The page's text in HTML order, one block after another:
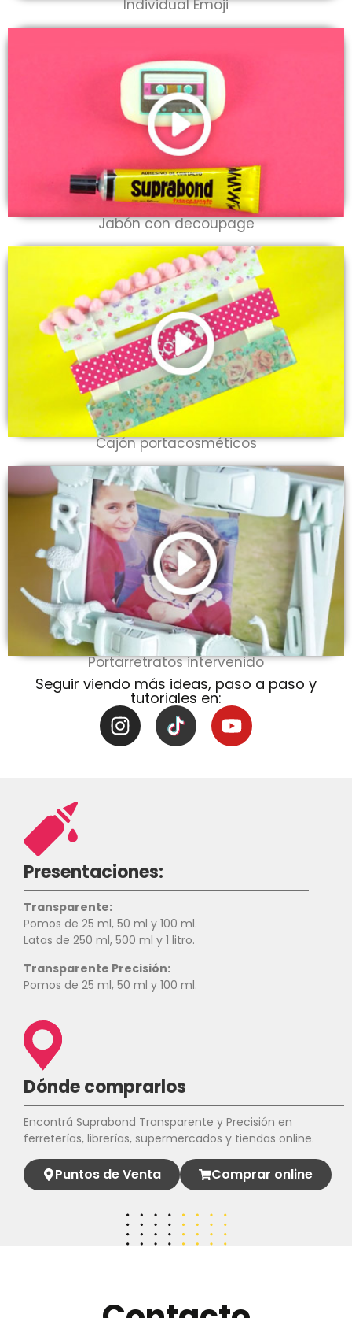
Individual Emoji
Jabón con decoupage
Cajón portacosméticos
Portarretratos intervenido
Seguir viendo más ideas, paso a paso y
tutoriales en:
Presentaciones:
Transparente:
Pomos de 25 ml, 50 ml y 100 ml.
Latas de 250 ml, 500 ml y 1 litro.
Transparente Precisión:
Pomos de 25 ml, 50 ml y 100 ml.
Dónde comprarlos
Encontrá Suprabond Transparente y Precisión en
ferreterías, librerías, supermercados y tiendas online.
Puntos de Venta Comprar online